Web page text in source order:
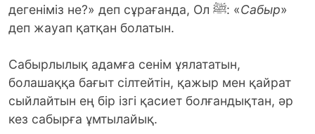
дегеніміз не?» деп сұрағанда, Ол ﷺ: «Сабыр»
деп жауап қатқан болатын.
Сабырлылық адамға сенім ұялататын,
болашаққа бағыт сілтейтін, қажыр мен қайрат
сыйлайтын ең бір ізгі қасиет болғандықтан, әр
кез сабырға ұмтылайық.